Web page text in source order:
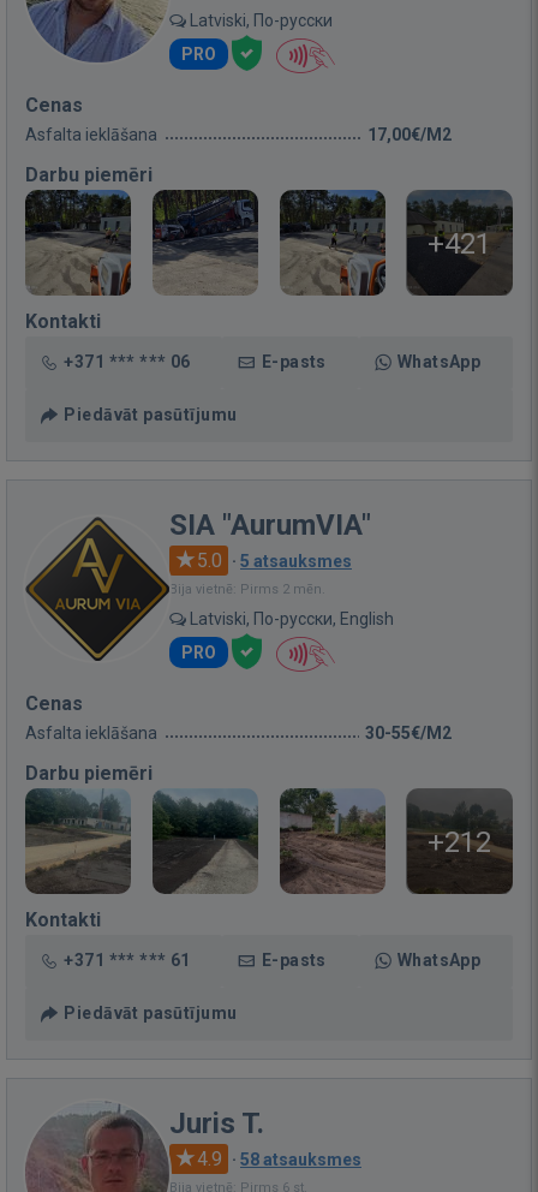
Latviski, По-русски
PRO
Cenas
Asfalta ieklāšana 17,00€/M2
Darbu piemēri
+421
Kontakti
+371 *** *** 06 E-pasts WhatsApp
Piedāvāt pasūtījumu
SIA "AurumVIA"
5.0 · 5 atsauksmes
Bija vietnē: Pirms 2 mēn.
Latviski, По-русски, English
PRO
Cenas
Asfalta ieklāšana 30-55€/M2
Darbu piemēri
+212
Kontakti
+371 *** *** 61 E-pasts WhatsApp
Piedāvāt pasūtījumu
Juris T.
4.9 · 58 atsauksmes
Bija vietnē: Pirms 6 st.